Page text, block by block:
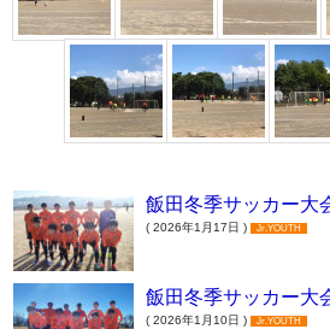
飯田冬季サッカー大
( 2026年1月17日 ) Jr.YOUTH
飯田冬季サッカー大
( 2026年1月10日 ) Jr.YOUTH